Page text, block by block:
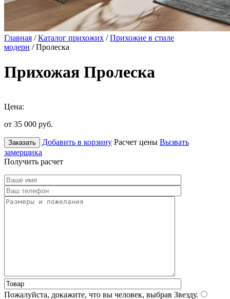
Главная /Каталог прихожих /Прихожие в стиле
модерн / Пролеска
Прихожая Пролеска
Цена:
от 35 000 руб.
Заказать Добавить в корзину Расчет цены Вызвать
замерщика
Получить расчет
Пожалуйста, докажите, что вы человек, выбрав Звезду.